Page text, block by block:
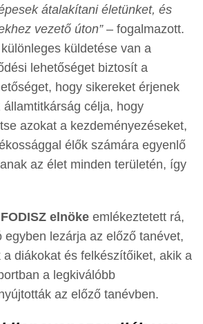
átalakítani életünket, és
vezető úton”– fogalmazott.
küldetése van a
lehetőséget biztosít a
hogy sikereket érjenek
célja, hogy
azokat a kezdeményezéseket,
élők számára egyenlő
az élet minden területén, így
elnöke emlékeztetett rá,
egyben lezárja az előző tanévet,
diákokat és felkészítőiket, akik a
a legkiválóbb
az előző tanévben.